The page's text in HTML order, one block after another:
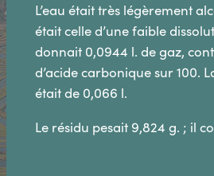
L’eau était très légèrement
était celle d’une faible
donnait 0,0944 l. de gaz,
d’acide carbonique sur 100.
était de 0,066 l.
Le résidu pesait 9,824 g. ; il